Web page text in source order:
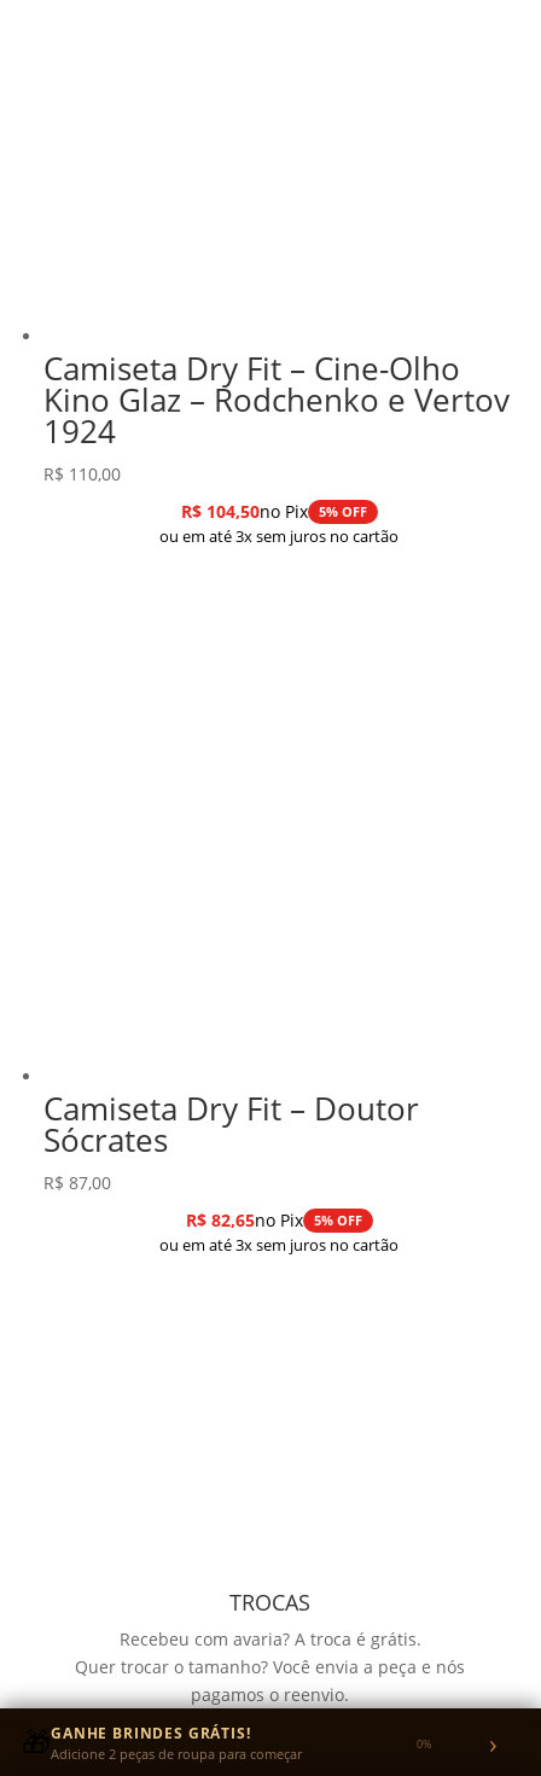
Camiseta Dry Fit – Cine-Olho
Kino Glaz – Rodchenko e Vertov
1924
R$ 110,00
R$104,50no Pix 5% OFF
ou em até 3x sem juros no cartão
Camiseta Dry Fit – Doutor
Sócrates
R$ 87,00
R$82,65no Pix 5% OFF
ou em até 3x sem juros no cartão
TROCAS
Recebeu com avaria? A troca é grátis.
Quer trocar o tamanho? Você envia a peça e nós
pagamos o reenvio.
Garantia de 30 dias para defeitos de fabricação no
tecido ou na estampa.
🎁GANHE BRINDES GRÁTIS!
Adicione 2 peças de roupa para começar 0% ›